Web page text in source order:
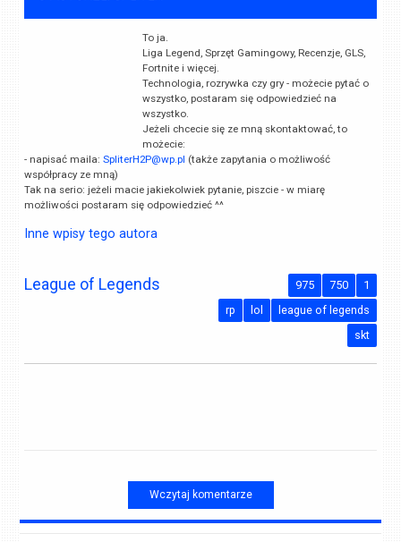
To ja.
Liga Legend, Sprzęt Gamingowy, Recenzje, GLS,
Fortnite i więcej.
Technologia, rozrywka czy gry - możecie pytać o
wszystko, postaram się odpowiedzieć na
wszystko.
Jeżeli chcecie się ze mną skontaktować, to
możecie:
- napisać maila:SpliterH2P@wp.pl (także zapytania o możliwość
współpracy ze mną)
Tak na serio: jeżeli macie jakiekolwiek pytanie, piszcie - w miarę
możliwości postaram się odpowiedzieć ^^
Inne wpisy tego autora
League of Legends 1
750
975
league of legends
lol
rp
skt
Wczytaj komentarze